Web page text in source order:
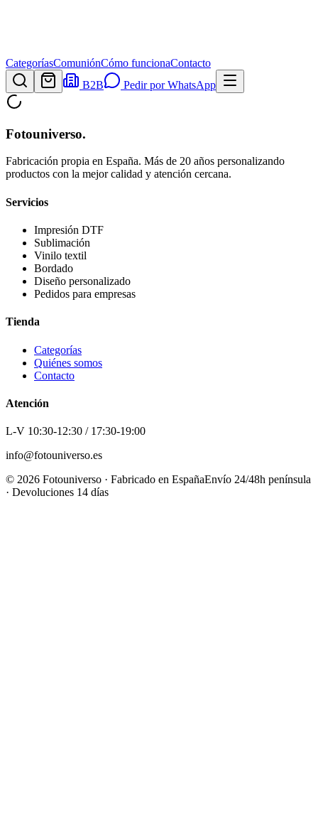
CategoríasComuniónCómo funcionaContacto
B2B
Pedir por WhatsApp
Fotouniverso.
Fabricación propia en España. Más de 20 años personalizando
productos con la mejor calidad y atención cercana.
Servicios
Impresión DTF
Sublimación
Vinilo textil
Bordado
Diseño personalizado
Pedidos para empresas
Tienda
Categorías
Quiénes somos
Contacto
Atención
L-V 10:30-12:30 / 17:30-19:00
info@fotouniverso.es
© 2026 Fotouniverso · Fabricado en EspañaEnvío 24/48h península
· Devoluciones 14 días